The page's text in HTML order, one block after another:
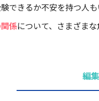
できるか不安を持つ人
係について、さまざま
編